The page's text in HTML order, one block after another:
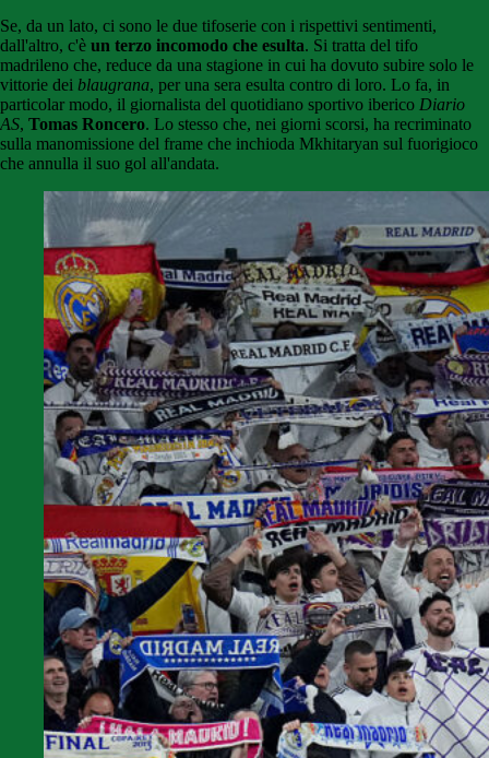
Se, da un lato, ci sono le due tifoserie con i rispettivi sentimenti,
dall'altro, c'è un terzo incomodo che esulta. Si tratta del tifo
madrileno che, reduce da una stagione in cui ha dovuto subire solo le
vittorie dei blaugrana, per una sera esulta contro di loro. Lo fa, in
particolar modo, il giornalista del quotidiano sportivo iberico Diario
AS, Tomas Roncero. Lo stesso che, nei giorni scorsi, ha recriminato
sulla manomissione del frame che inchioda Mkhitaryan sul fuorigioco
che annulla il suo gol all'andata.